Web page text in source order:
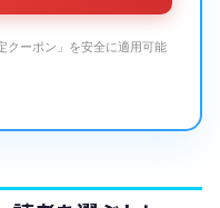
クーポン」を安全に適用可能